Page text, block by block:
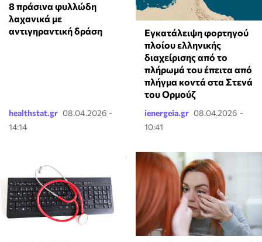
8 πράσινα φυλλώδη
λαχανικά με
αντιγηραντική δράση
healthstat.gr 08.04.2026 -
14:14
Εγκατάλειψη φορτηγού
πλοίου ελληνικής
διαχείρισης από το
πλήρωμά του έπειτα από
πλήγμα κοντά στα Στενά
του Ορμούζ
ienergeia.gr 08.04.2026 -
10:41